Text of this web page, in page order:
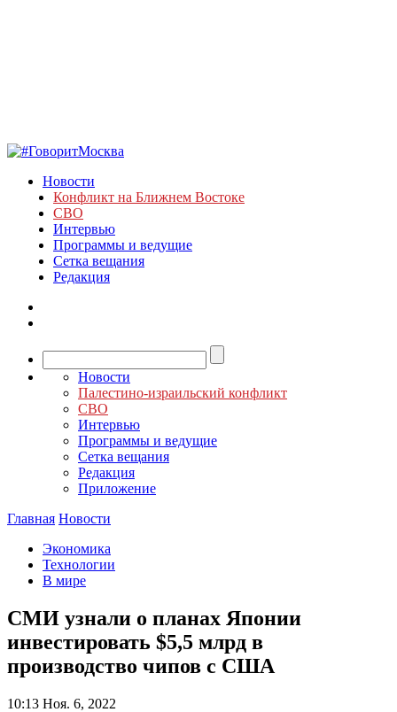
Новости
Конфликт на Ближнем Востоке
СВО
Интервью
Программы и ведущие
Сетка вещания
Редакция
Новости
Палестино-израильский конфликт
СВО
Интервью
Программы и ведущие
Сетка вещания
Редакция
Приложение
Главная Новости
Экономика
Технологии
В мире
СМИ узнали о планах Японии
инвестировать $5,5 млрд в
производство чипов с США
10:13 Ноя. 6, 2022